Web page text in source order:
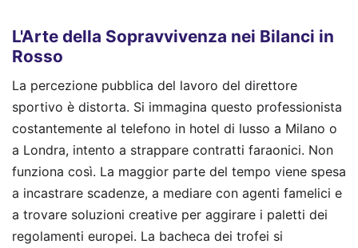
L'Arte della Sopravvivenza nei Bilanci in
Rosso
La percezione pubblica del lavoro del direttore
sportivo è distorta. Si immagina questo professionista
costantemente al telefono in hotel di lusso a Milano o
a Londra, intento a strappare contratti faraonici. Non
funziona così. La maggior parte del tempo viene spesa
a incastrare scadenze, a mediare con agenti famelici e
a trovare soluzioni creative per aggirare i paletti dei
regolamenti europei. La bacheca dei trofei si